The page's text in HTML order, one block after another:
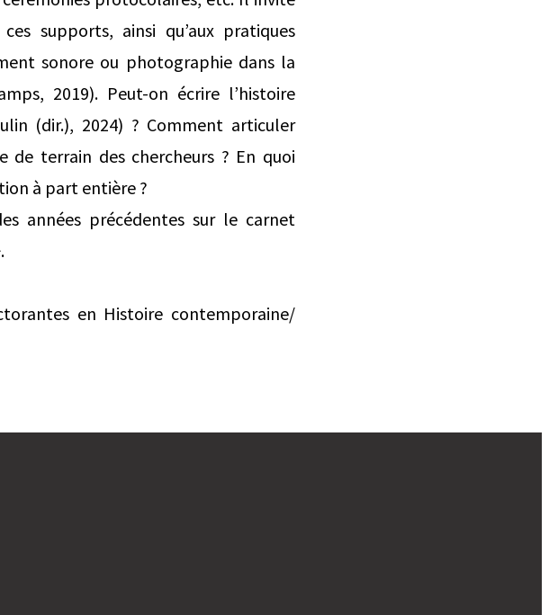
supports, ainsi qu’aux pratiques
sonore ou photographie dans la
2019). Peut-on écrire l’histoire
(dir.), 2024) ? Comment articuler
de terrain des chercheurs ? En quoi
à part entière ?
années précédentes sur le carnet
en Histoire contemporaine/